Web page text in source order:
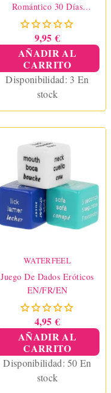
Romántico 30 Días
(ES/EN)
9,95 €
AÑADIR AL
CARRITO
Disponibilidad: 3 En
stock
WATERFEEL
Juego De Dados Eróticos
EN/FR/EN
4,95 €
AÑADIR AL
CARRITO
Disponibilidad:50 En
stock